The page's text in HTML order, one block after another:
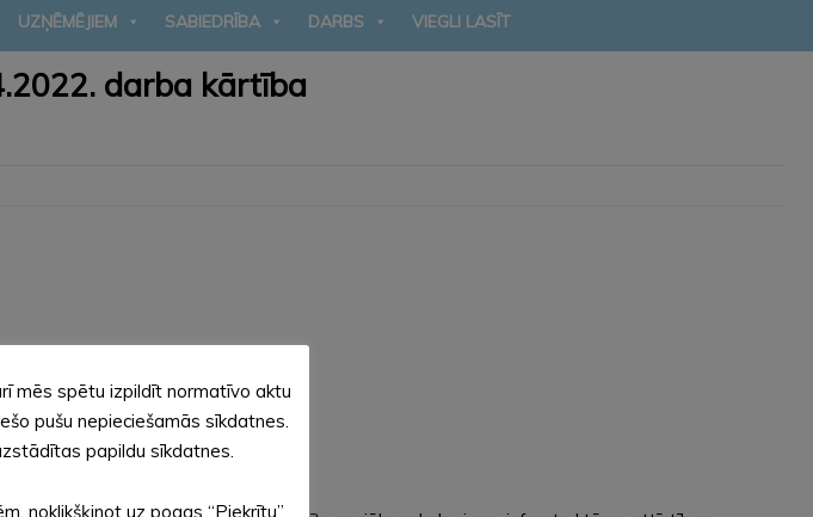
UZŅĒMĒJIEM SABIEDRĪBA DARBS VIEGLI LASĪT
darba kārtība
mēs spētu izpildīt normatīvo aktu
pušu nepieciešamās sīkdatnes.
papildu sīkdatnes.
noklikšķinot uz pogas “Piekrītu”